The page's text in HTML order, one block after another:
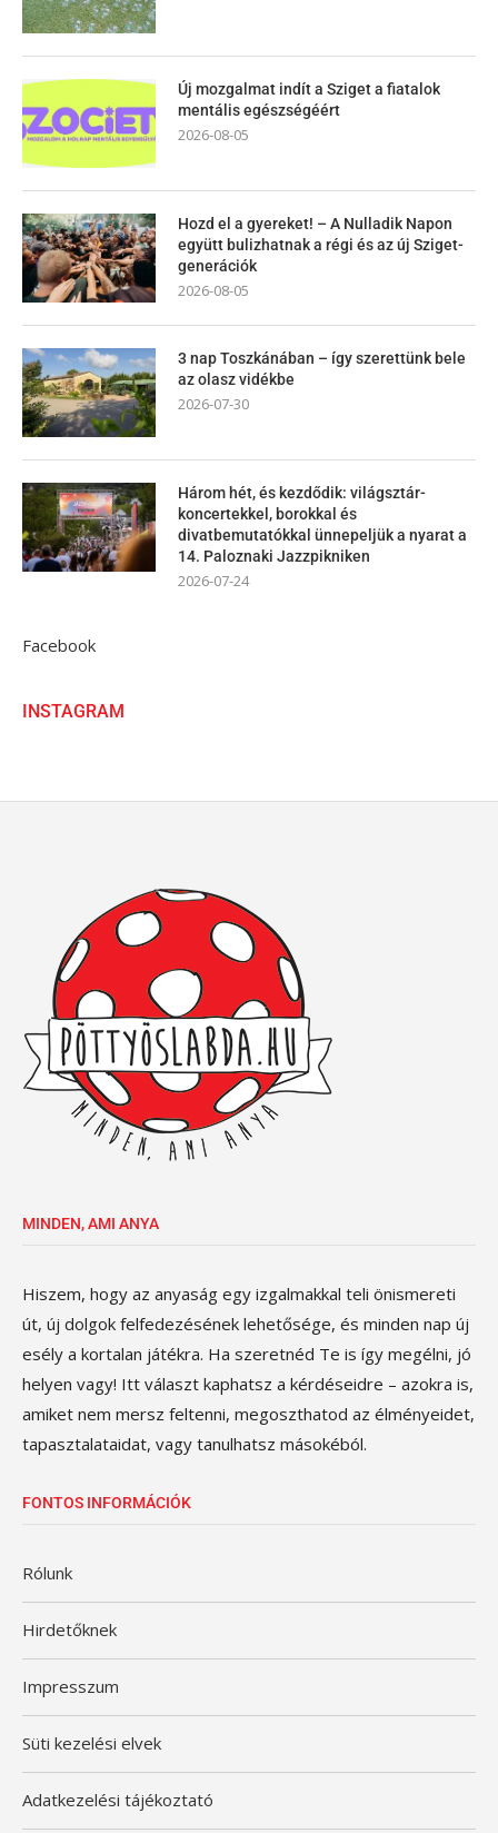
Új mozgalmat indít a Sziget a fiatalok
mentális egészségéért
2026-08-05
Hozd el a gyereket! – A Nulladik Napon
együtt bulizhatnak a régi és az új Sziget-
generációk
2026-08-05
3 nap Toszkánában – így szerettünk bele
az olasz vidékbe
2026-07-30
Három hét, és kezdődik: világsztár-
koncertekkel, borokkal és
divatbemutatókkal ünnepeljük a nyarat a
14. Paloznaki Jazzpikniken
2026-07-24
Facebook
INSTAGRAM
MINDEN, AMI ANYA
Hiszem, hogy az anyaság egy izgalmakkal teli önismereti
út, új dolgok felfedezésének lehetősége, és minden nap új
esély a kortalan játékra. Ha szeretnéd Te is így megélni, jó
helyen vagy! Itt választ kaphatsz a kérdéseidre – azokra is,
amiket nem mersz feltenni, megoszthatod az élményeidet,
tapasztalataidat, vagy tanulhatsz másokéból.
FONTOS INFORMÁCIÓK
Rólunk
Hirdetőknek
Impresszum
Süti kezelési elvek
Adatkezelési tájékoztató